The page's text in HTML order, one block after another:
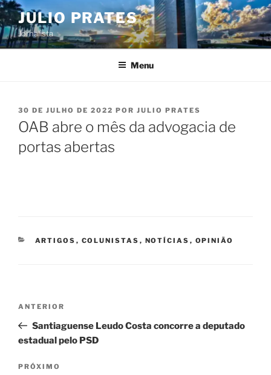
Pular
para
o
conteúdo
JULIO PRATES
Jornalista
Menu
PUBLICADO
EM
30 DE JULHO DE 2022 POR JULIO PRATES
OAB abre o mês da advogacia de
portas abertas
CATEGORIAS
ARTIGOS , COLUNISTAS , NOTÍCIAS , OPINIÃO
Post
Post
anterior
ANTERIOR
Santiaguense Leudo Costa concorre a deputado
estadual pelo PSD
Próximo
PRÓXIMO